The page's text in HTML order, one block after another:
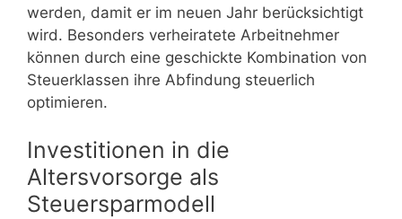
werden, damit er im neuen Jahr berücksichtigt
wird. Besonders verheiratete Arbeitnehmer
können durch eine geschickte Kombination von
Steuerklassen ihre Abfindung steuerlich
optimieren.
Investitionen in die
Altersvorsorge als
Steuersparmodell